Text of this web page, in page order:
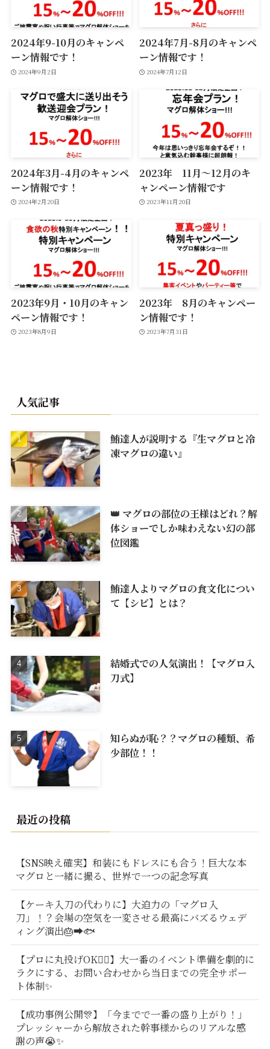
2024年9-10月のキャンペ
ーン情報です！
2024年9月2日
2024年7月-8月のキャンペ
ーン情報です！
2024年7月12日
2024年3月-4月のキャンペ
ーン情報です！
2024年2月20日
2023年 11月〜12月のキ
ャンペーン情報です
2023年11月20日
2023年9月・10月のキャン
ペーン情報です！
2023年8月9日
2023年 8月のキャンペー
ン情報です！
2023年7月31日
人気記事
鮪達人が説明する『生マグロと冷
凍マグロの違い』
👑 マグロの部位の王様はどれ？解
体ショーでしか味わえない幻の部
位図鑑
鮪達人よりマグロの食文化につい
て【シビ】とは？
結婚式での人気演出！【マグロ入
刀式】
知らぬが恥？？マグロの種類、希
少部位！！
最近の投稿
【SNS映え確実】和装にもドレスにも合う！巨大な本
マグロと一緒に撮る、世界で一つの記念写真
【ケーキ入刀の代わりに】大迫力の「マグロ入
刀」！？会場の空気を一変させる最高にバズるウェデ
ィング演出🎂➡️🐟
【プロに丸投げOK🙆‍♂️】大一番のイベント準備を劇的に
ラクにする、お問い合わせから当日までの完全サポー
ト体制✨
【成功事例公開🎊】「今までで一番の盛り上がり！」
プレッシャーから解放された幹事様からのリアルな感
謝の声😭✨